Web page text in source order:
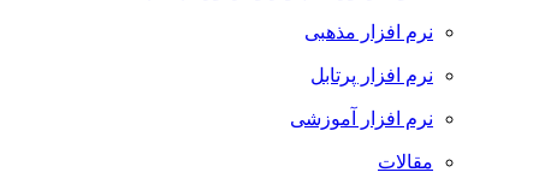
نرم افزار مذهبی
نرم افزار پرتابل
نرم افزار آموزشی
مقالات